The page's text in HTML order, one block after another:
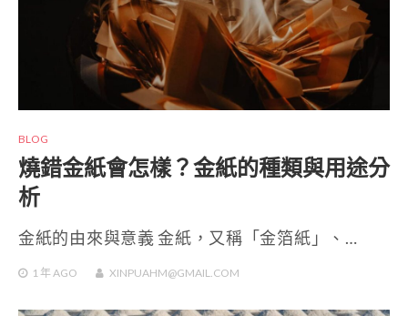
BLOG
燒錯金紙會怎樣？金紙的種類與用途分
析
金紙的由來與意義 金紙，又稱「金箔紙」、…
1 年 AGO XINPUAHM@GMAIL.COM